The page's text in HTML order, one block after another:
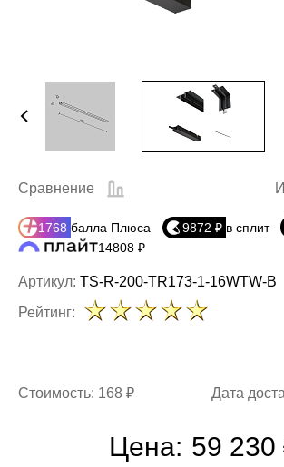
Артикул: TS-R-200-TR173-1-16WTW-B
Сравнение
1768 балла Плюса 9872 ₽ в сплит
14808 ₽
Рейтинг:
Стоимость: 168 ₽ Дата
Цена: 59 230